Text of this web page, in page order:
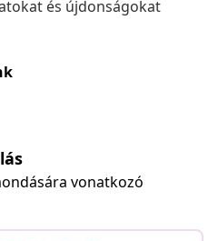
és újdonságokat
vonatkozó